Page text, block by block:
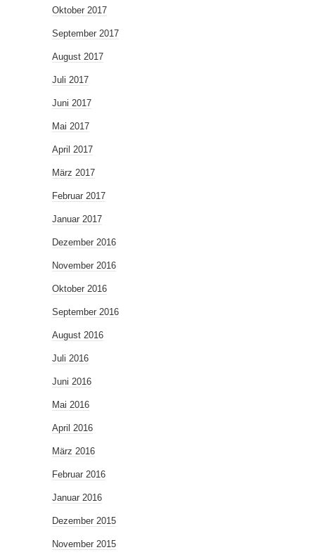
Oktober 2017
September 2017
August 2017
Juli 2017
Juni 2017
Mai 2017
April 2017
März 2017
Februar 2017
Januar 2017
Dezember 2016
November 2016
Oktober 2016
September 2016
August 2016
Juli 2016
Juni 2016
Mai 2016
April 2016
März 2016
Februar 2016
Januar 2016
Dezember 2015
November 2015